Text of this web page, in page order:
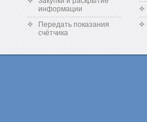
информации
Передать показания
счётчика